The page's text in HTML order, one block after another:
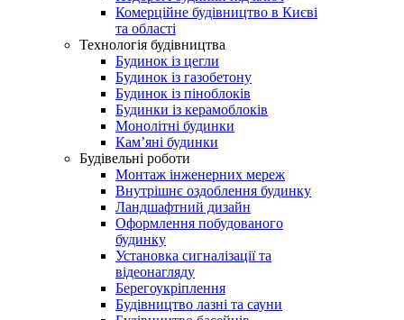
Комерційне будівництво в Києві
та області
Технологія будівництва
Будинок із цегли
Будинок із газобетону
Будинок із піноблоків
Будинки із керамоблоків
Монолітні будинки
Кам’яні будинки
Будівельні роботи
Монтаж інженерних мереж
Внутрішнє оздоблення будинку
Ландшафтний дизайн
Оформлення побудованого
будинку
Установка сигналізації та
відеонагляду
Берегоукріплення
Будівництво лазні та сауни